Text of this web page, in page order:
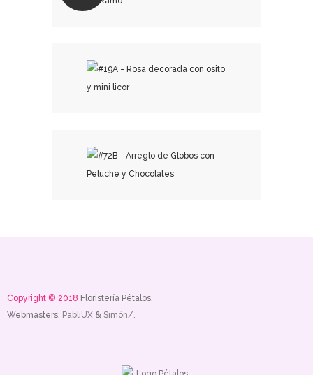
Copyright © 2018 Floristería Pétalos.
Webmasters: PabliUX & Simón/.